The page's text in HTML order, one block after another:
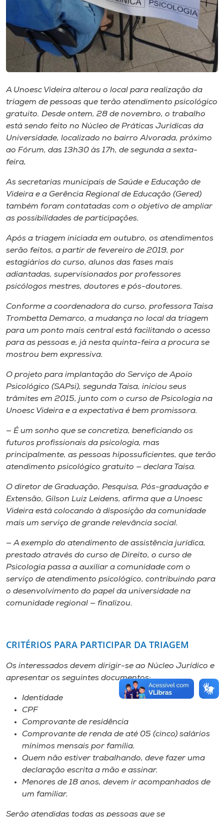
o idioma
A Unoesc Videira alterou o local para realização da
triagem de pessoas que terão atendimento psicológico
gratuito. Desde ontem, 28 de novembro, o trabalho
está sendo feito no Núcleo de Práticas Jurídicas da
Universidade, localizado no bairro Alvorada, próximo
ao Fórum, das 13h30 às 17h, de segunda a sexta-
feira,
As secretarias municipais de Saúde e Educação de
Videira e a Gerência Regional de Educação (Gered)
também foram contatadas com o objetivo de ampliar
as possibilidades de participações.
Após a triagem iniciada em outubro, os atendimentos
serão feitos, a partir de fevereiro de 2019, por
estagiários do curso, alunos das fases mais
adiantadas, supervisionados por professores
psicólogos mestres, doutores e pós-doutores.
Conforme a coordenadora do curso, professora Taisa
Trombetta Demarco, a mudança no local da triagem
para um ponto mais central está facilitando o acesso
para as pessoas e, já nesta quinta-feira a procura se
mostrou bem expressiva.
O projeto para implantação do Serviço de Apoio
Psicológico (SAPsi), segunda Taisa, iniciou seus
trâmites em 2015, junto com o curso de Psicologia na
Unoesc Videira e a expectativa é bem promissora.
— É um sonho que se concretiza, beneficiando os
futuros profissionais da psicologia, mas
principalmente, as pessoas hipossuficientes, que terão
atendimento psicológico gratuito — declara Taisa.
O diretor de Graduação, Pesquisa, Pós-graduação e
Extensão, Gilson Luiz Leidens, afirma que a Unoesc
Videira está colocando à disposição da comunidade
mais um serviço de grande relevância social.
— A exemplo do atendimento de assistência jurídica,
prestado através do curso de Direito, o curso de
Psicologia passa a auxiliar a comunidade com o
serviço de atendimento psicológico, contribuindo para
o desenvolvimento do papel da universidade na
comunidade regional — finalizou.
CRITÉRIOS PARA PARTICIPAR DA TRIAGEM
Os interessados devem dirigir-se ao Núcleo Jurídico e
apresentar os seguintes documentos:
Identidade
CPF
Comprovante de residência
Comprovante de renda de até 05 (cinco) salários
mínimos mensais por família.
Quem não estiver trabalhando, deve fazer uma
declaração escrita a mão e assinar.
Menores de 18 anos, devem ir acompanhados de
um familiar.
Serão atendidas todas as pessoas que se